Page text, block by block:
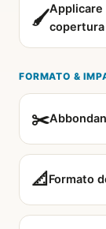
🖌️Applicare
copertura
FORMATO &
✂️
📐 Formato